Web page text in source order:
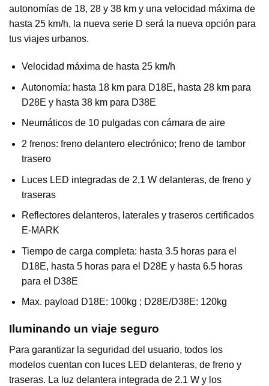
autonomías de 18, 28 y 38 km y una velocidad máxima de
hasta 25 km/h, la nueva serie D será la nueva opción para
tus viajes urbanos.
Velocidad máxima de hasta 25 km/h
Autonomía: hasta 18 km para D18E, hasta 28 km para
D28E y hasta 38 km para D38E
Neumáticos de 10 pulgadas con cámara de aire
2 frenos: freno delantero electrónico; freno de tambor
trasero
Luces LED integradas de 2,1 W delanteras, de freno y
traseras
Reflectores delanteros, laterales y traseros certificados
E-MARK
Tiempo de carga completa: hasta 3.5 horas para el
D18E, hasta 5 horas para el D28E y hasta 6.5 horas
para el D38E
Max. payload D18E: 100kg ; D28E/D38E: 120kg
Iluminando un viaje seguro
Para garantizar la seguridad del usuario, todos los
modelos cuentan con luces LED delanteras, de freno y
traseras. La luz delantera integrada de 2.1 W y los